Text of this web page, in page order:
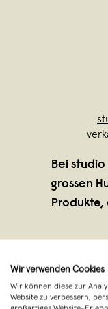
Bei
grossen
Produkte,
Wir verwenden Cookies
Wir können diese zur
Website zu verbessern,